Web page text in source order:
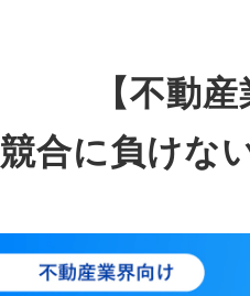
【不動
競合に負けな